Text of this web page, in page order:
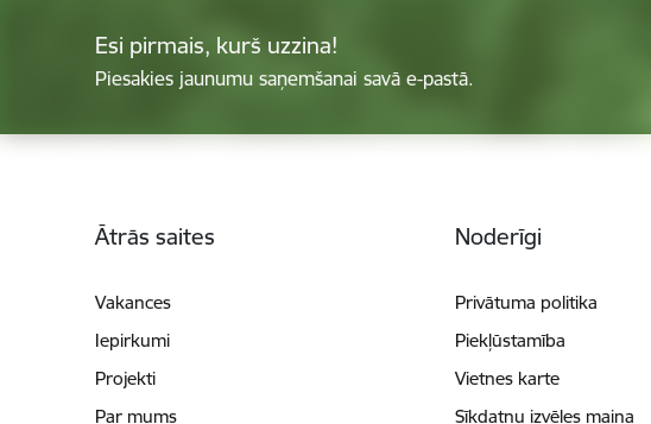
Esi pirmais, kurš uzzina!
Piesakies jaunumu saņemšanai savā e-pastā.
Ātrās saites
Vakances
Iepirkumi
Projekti
Par mums
Noderīgi
Privātuma politika
Piekļūstamība
Vietnes karte
Sīkdatņu izvēles maiņa